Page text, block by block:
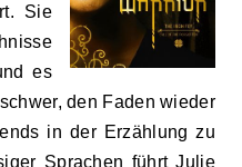
Sie
es
den Faden wieder
in der Erzählung zu
Sprachen führt Julie